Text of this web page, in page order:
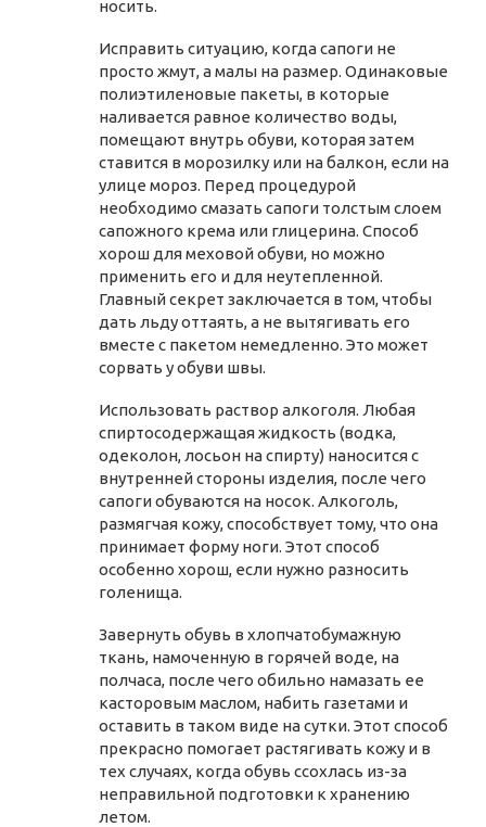
носить.
Исправить ситуацию, когда сапоги не
просто жмут, а малы на размер. Одинаковые
полиэтиленовые пакеты, в которые
наливается равное количество воды,
помещают внутрь обуви, которая затем
ставится в морозилку или на балкон, если на
улице мороз. Перед процедурой
необходимо смазать сапоги толстым слоем
сапожного крема или глицерина. Способ
хорош для меховой обуви, но можно
применить его и для неутепленной.
Главный секрет заключается в том, чтобы
дать льду оттаять, а не вытягивать его
вместе с пакетом немедленно. Это может
сорвать у обуви швы.
Использовать раствор алкоголя. Любая
спиртосодержащая жидкость (водка,
одеколон, лосьон на спирту) наносится с
внутренней стороны изделия, после чего
сапоги обуваются на носок. Алкоголь,
размягчая кожу, способствует тому, что она
принимает форму ноги. Этот способ
особенно хорош, если нужно разносить
голенища.
Завернуть обувь в хлопчатобумажную
ткань, намоченную в горячей воде, на
полчаса, после чего обильно намазать ее
касторовым маслом, набить газетами и
оставить в таком виде на сутки. Этот способ
прекрасно помогает растягивать кожу и в
тех случаях, когда обувь ссохлась из-за
неправильной подготовки к хранению
летом.